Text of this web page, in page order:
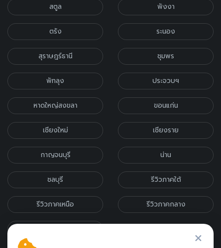
สตูล พังงา
ตรัง ระนอง
สุราษฎร์ธานี ชุมพร
พัทลุง ประจวบฯ
หาดใหญ่สงขลา ขอนแก่น
เชียงใหม่ เชียงราย
กาญจนบุรี น่าน
ชลบุรี รีวิวภาคใต้
รีวิวภาคเหนือ รีวิวภาคกลาง